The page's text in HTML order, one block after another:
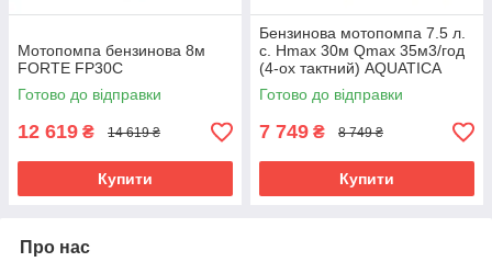
Мотопомпа бензинова 8м
FORTE FP30C
Готово до відправки
12 619 ₴ 14 619 ₴
Купити
Бензинова мотопомпа 7.5 л.
с. Hmax 30м Qmax 35м3/год
(4-ох тактний) AQUATICA
мотопомпа для чистої води
мотопомпа для відкачування
Готово до відправки
7 749 ₴ 8 749 ₴
Купити
Про нас